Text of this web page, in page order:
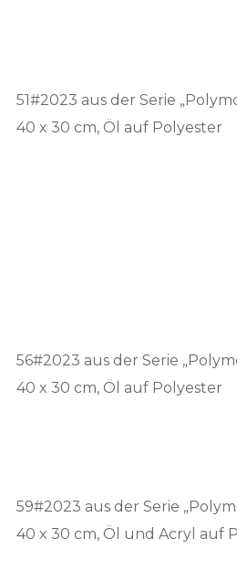
51#2023 aus der Serie
40 x 30 cm, Öl auf Polyester
56#2023 aus der Serie
40 x 30 cm, Öl auf Polyester
59#2023 aus der Serie
40 x 30 cm, Öl und Acryl auf